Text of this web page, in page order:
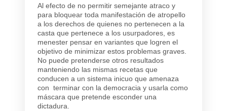
Al efecto de no permitir semejante atraco y
para bloquear toda manifestación de atropello
a los derechos de quienes no pertenecen a la
casta que pertenece a los usurpadores, es
menester pensar en variantes que logren el
objetivo de minimizar estos problemas graves.
No puede pretenderse otros resultados
manteniendo las mismas recetas que
conducen a un sistema inicuo que amenaza
con terminar con la democracia y usarla como
máscara que pretende esconder una
dictadura.